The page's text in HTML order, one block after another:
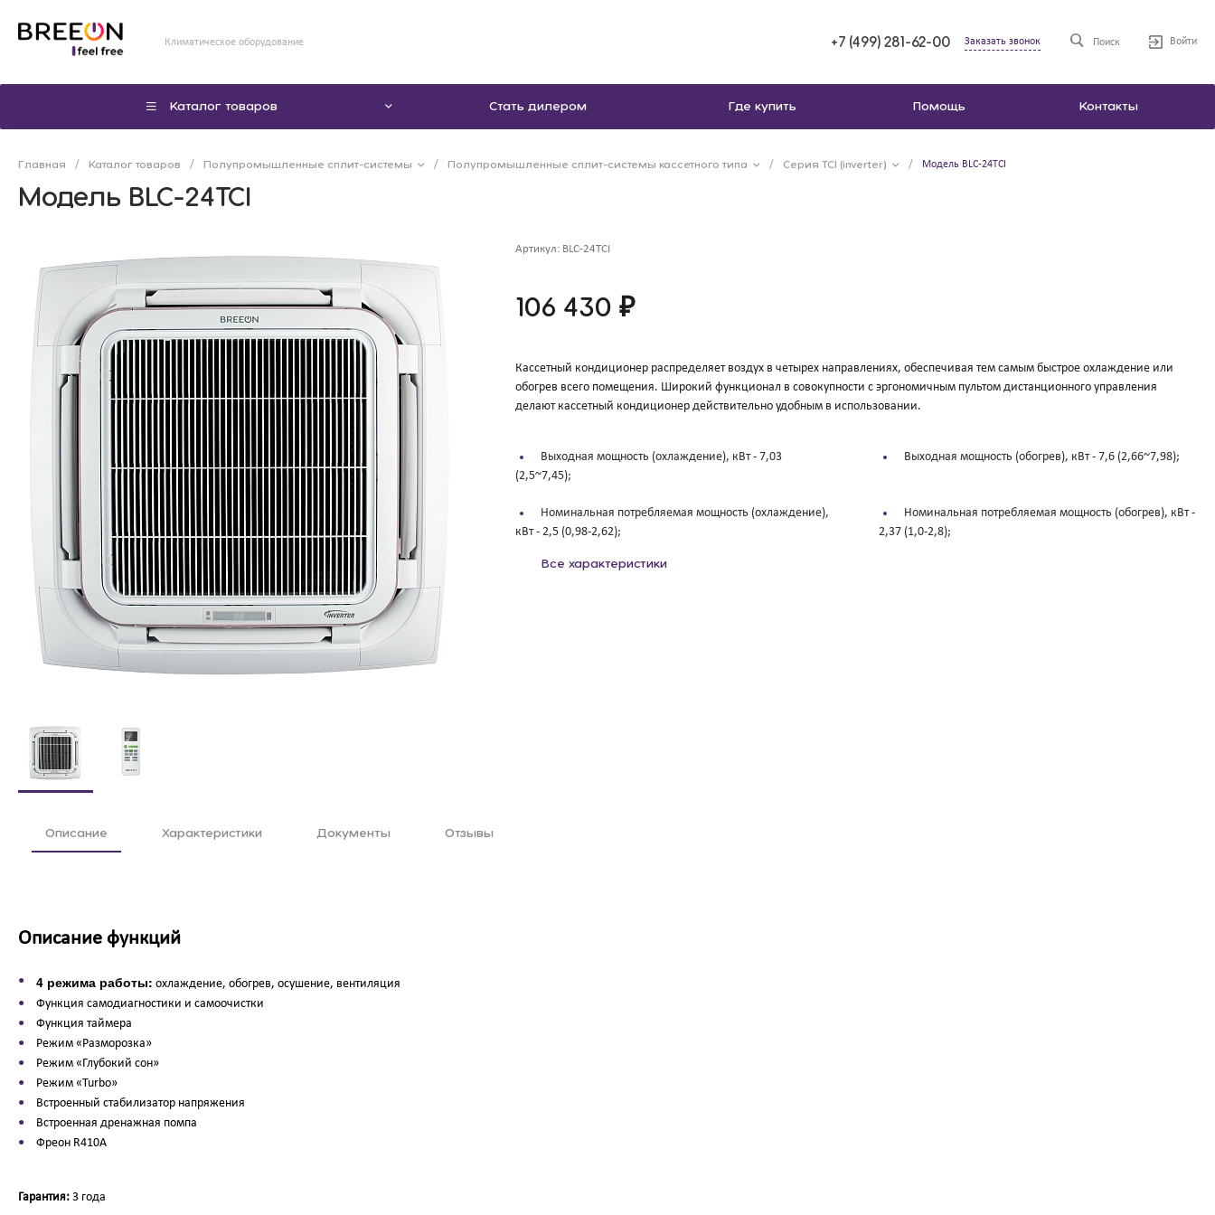
Климатическое оборудование +7 (499) 281-62-00 Заказать звонок Поиск Войти
Каталог товаров Стать дилером Где купить Помощь Контакты
Главная / Каталог товаров / Полупромышленные сплит-системы / Полупромышленные сплит-системы кассетного типа / Серия TCI (inverter) / Модель BLC-24TCI
Модель BLC-24TCI
Артикул: BLC-24TCI
106 430 ₽
Кассетный кондиционер распределяет воздух в четырех направлениях, обеспечивая тем самым быстрое охлаждение или
обогрев всего помещения. Широкий функционал в совокупности с эргономичным пультом дистанционного управления
делают кассетный кондиционер действительно удобным в использовании.
Выходная мощность (охлаждение), кВт - 7,03
(2,5~7,45);
Выходная мощность (обогрев), кВт - 7,6 (2,66~7,98);
Номинальная потребляемая мощность (охлаждение),
кВт - 2,5 (0,98-2,62);
Номинальная потребляемая мощность (обогрев), кВт -
2,37 (1,0-2,8);
Все характеристики
Описание Характеристики Документы Отзывы
Описание функций
4 режима работы: охлаждение, обогрев, осушение, вентиляция
Функция самодиагностики и самоочистки
Функция таймера
Режим «Разморозка»
Режим «Глубокий сон»
Режим «Turbo»
Встроенный стабилизатор напряжения
Встроенная дренажная помпа
Фреон R410A
Гарантия: 3 года